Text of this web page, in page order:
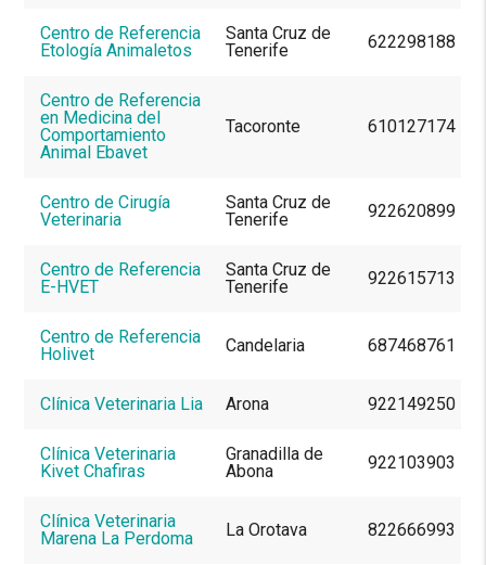
Centro de Referencia
Etología Animaletos
Santa Cruz de
Tenerife
622298188
Centro de Referencia
en Medicina del
Comportamiento
Animal Ebavet
Tacoronte 610127174
Centro de Cirugía
Veterinaria
Santa Cruz de
Tenerife
922620899
Centro de Referencia
E-HVET
Santa Cruz de
Tenerife
922615713
Centro de Referencia
Holivet
Candelaria 687468761
Clínica Veterinaria Lia Arona 922149250
Clínica Veterinaria
Kivet Chafiras
Granadilla de
Abona
922103903
Clínica Veterinaria
Marena La Perdoma
La Orotava 822666993